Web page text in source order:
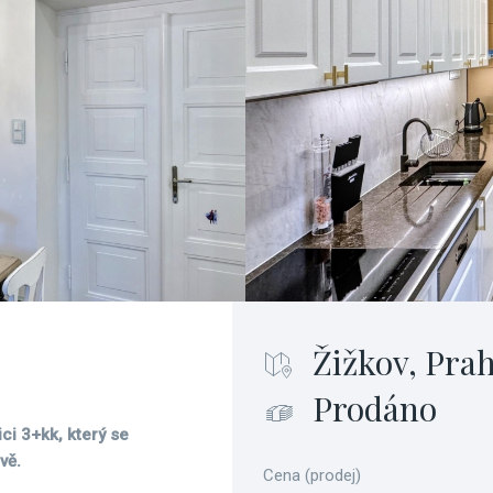
Žižkov,
Prodáno
Cena (prodej)
3+kk, který se